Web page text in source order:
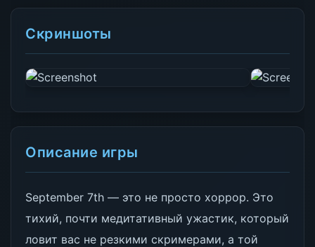
Скриншоты
Описание игры
September 7th — это не просто хоррор. Это
тихий, почти медитативный ужастик, который
ловит вас не резкими скримерами, а той